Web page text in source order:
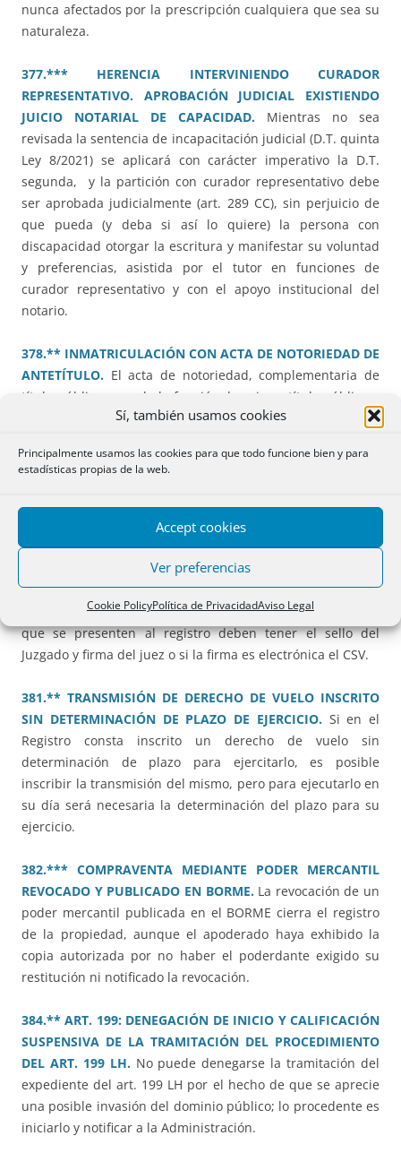
Sí, también usamos cookies
Principalmente usamos las cookies para que todo funcione bien y para
estadísticas propias de la web.
Accept cookies
Ver preferencias
Cookie PolicyPolítica de PrivacidadAviso Legal
nunca afectados por la prescripción cualquiera que sea su
naturaleza.
377.*** HERENCIA INTERVINIENDO CURADOR
REPRESENTATIVO. APROBACIÓN JUDICIAL EXISTIENDO
JUICIO NOTARIAL DE CAPACIDAD.
Mientras no sea
revisada la sentencia de incapacitación judicial (D.T. quinta
Ley 8/2021) se aplicará con carácter imperativo la D.T.
segunda, y la partición con curador representativo debe
ser aprobada judicialmente (art. 289 CC), sin perjuicio de
que pueda (y deba si así lo quiere) la persona con
discapacidad otorgar la escritura y manifestar su voluntad
y preferencias, asistida por el tutor en funciones de
curador representativo y con el apoyo institucional del
notario.
378.** INMATRICULACIÓN CON ACTA DE NOTORIEDAD DE
ANTETÍTULO. El acta de notoriedad, complementaria de
título público, cumple la función de primer título público a
los efectos de los casos de inmatriculación por doble título
al menos un año antes del segundo título, no siendo
traslativo.
379.* SENTENCIA QUE RATIFICA LA SITUACIÓN
REGISTRAL SIN FIRMA, SELLO NI CSV.
inscripción de una sentencia que lo que hace es ratificar la
situación registral de una finca. En todo caso las sentencias
que se presenten al registro deben tener el sello del
Juzgado y firma del juez o si la firma es electrónica el CSV.
381.** TRANSMISIÓN DE DERECHO DE VUELO INSCRITO
SIN DETERMINACIÓN DE PLAZO DE EJERCICIO. Si en el
Registro consta inscrito un derecho de vuelo sin
determinación de plazo para ejercitarlo, es posible
inscribir la transmisión del mismo, pero para ejecutarlo en
su día será necesaria la determinación del plazo para su
ejercicio.
382.*** COMPRAVENTA MEDIANTE PODER MERCANTIL
REVOCADO Y PUBLICADO EN BORME. La revocación de un
poder mercantil publicada en el BORME cierra el registro
de la propiedad, aunque el apoderado haya exhibido la
copia autorizada por no haber el poderdante exigido su
restitución ni notificado la revocación.
384.** ART. 199: DENEGACIÓN DE INICIO Y CALIFICACIÓN
SUSPENSIVA DE LA TRAMITACIÓN DEL PROCEDIMIENTO
DEL ART. 199 LH. No puede denegarse la tramitación del
expediente del art. 199 LH por el hecho de que se aprecie
una posible invasión del dominio público; lo procedente es
iniciarlo y notificar a la Administración.